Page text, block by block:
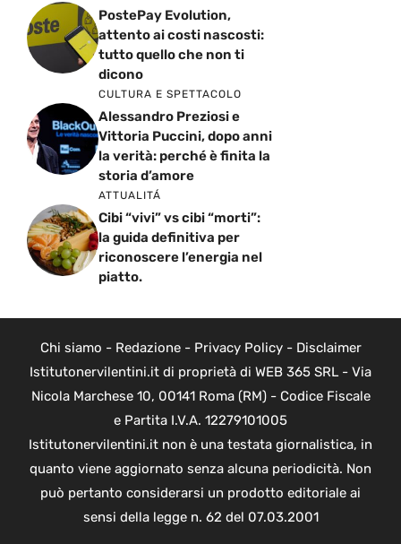
PostePay Evolution,
attento ai costi nascosti:
tutto quello che non ti
dicono
CULTURA E SPETTACOLO
Alessandro Preziosi e
Vittoria Puccini, dopo anni
la verità: perché è finita la
storia d’amore
ATTUALITÁ
Cibi “vivi” vs cibi “morti”:
la guida definitiva per
riconoscere l’energia nel
piatto.
Chi siamo - Redazione- Privacy Policy- Disclaimer
Istitutonervilentini.it di proprietà di WEB 365 SRL - Via
Nicola Marchese 10, 00141 Roma (RM) - Codice Fiscale
e Partita I.V.A. 12279101005
Istitutonervilentini.it non è una testata giornalistica, in
quanto viene aggiornato senza alcuna periodicità. Non
può pertanto considerarsi un prodotto editoriale ai
sensi della legge n. 62 del 07.03.2001